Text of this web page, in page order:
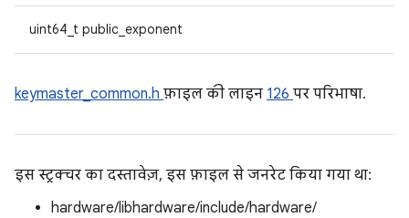
uint64_t public_exponent
keymaster_common.h फ़ाइल की लाइन 126 पर परिभाषा.
इस स्ट्रक्चर का दस्तावेज़, इस फ़ाइल से जनरेट किया गया था:
hardware/libhardware/include/hardware/